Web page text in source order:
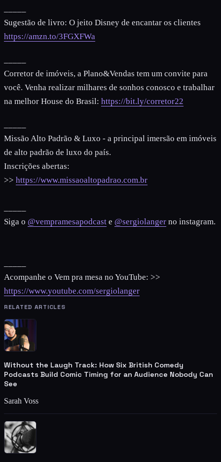
Sugestão de livro: O jeito Disney de encantar os clientes
https://amzn.to/3FGXFWa
Corretor de imóveis, a Plano&Vendas tem um convite para
você. Venha realizar milhares de sonhos conosco e trabalhar
na melhor House do Brasil: https://bit.ly/corretor22
Missão Alto Padrão & Luxo - a principal imersão em imóveis
de alto padrão de luxo do país.
Inscrições abertas:
>> https://www.missaoaltopadrao.com.br
Siga o @vempramesapodcast e @sergiolanger no instagram.
Acompanhe o Vem pra mesa no YouTube: >>
https://www.youtube.com/sergiolanger
RELATED ARTICLES
Without the Laugh Track: How Six British Comedy
Podcasts Build Comic Timing for an Audience Nobody Can
See
Sarah Voss